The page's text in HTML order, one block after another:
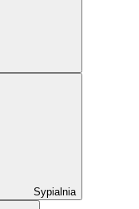
Sypialnia